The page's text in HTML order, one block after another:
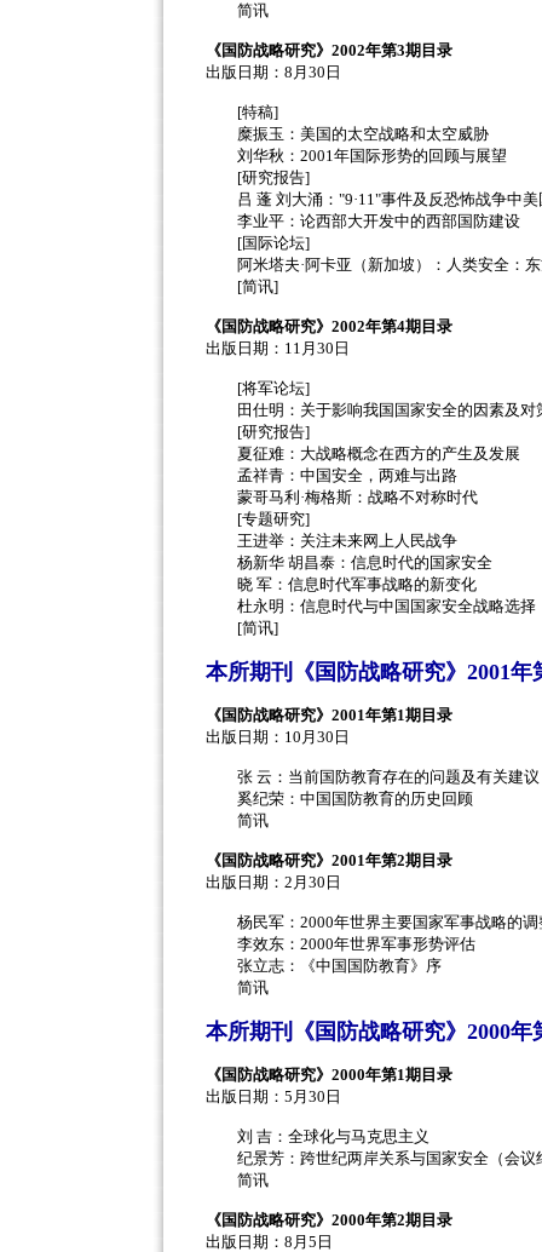
简讯
《国防战略研究》2002年第3期目录
出版日期：8月30日
[特稿]
糜振玉：美国的太空战略和太空威胁
刘华秋：2001年国际形势的回顾与展望
[研究报告]
吕 蓬 刘大涌："9·11"事件及反恐怖战争中美
李业平：论西部大开发中的西部国防建设
[国际论坛]
阿米塔夫·阿卡亚（新加坡）：人类安全：东
[简讯]
《国防战略研究》2002年第4期目录
出版日期：11月30日
[将军论坛]
田仕明：关于影响我国国家安全的因素及对
[研究报告]
夏征难：大战略概念在西方的产生及发展
孟祥青：中国安全，两难与出路
蒙哥马利·梅格斯：战略不对称时代
[专题研究]
王进举：关注未来网上人民战争
杨新华 胡昌泰：信息时代的国家安全
晓 军：信息时代军事战略的新变化
杜永明：信息时代与中国国家安全战略选择
[简讯]
本所期刊《国防战略研究》2001年
《国防战略研究》2001年第1期目录
出版日期：10月30日
张 云：当前国防教育存在的问题及有关建议
奚纪荣：中国国防教育的历史回顾
简讯
《国防战略研究》2001年第2期目录
出版日期：2月30日
杨民军：2000年世界主要国家军事战略的调
李效东：2000年世界军事形势评估
张立志：《中国国防教育》序
简讯
本所期刊《国防战略研究》2000年
《国防战略研究》2000年第1期目录
出版日期：5月30日
刘 吉：全球化与马克思主义
纪景芳：跨世纪两岸关系与国家安全（会议
简讯
《国防战略研究》2000年第2期目录
出版日期：8月5日